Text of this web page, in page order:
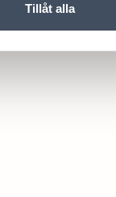
Tillåt alla